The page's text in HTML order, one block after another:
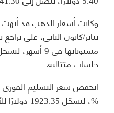
جلسات متتالية.
%، ليسجّل 1923.35 دولارًا للأوقية.